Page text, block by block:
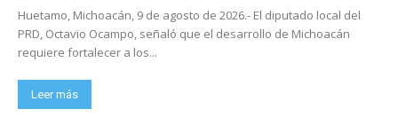
Huetamo, Michoacán, 9 de agosto de 2026.- El diputado local del
PRD, Octavio Ocampo, señaló que el desarrollo de Michoacán
requiere fortalecer a los...
Leer más